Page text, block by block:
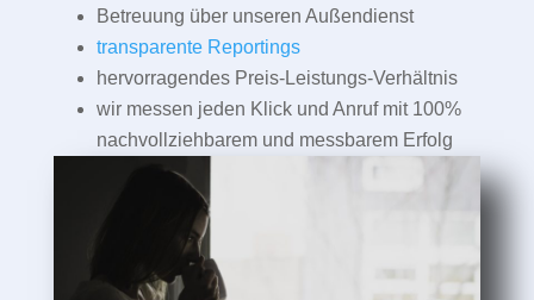
Betreuung über unseren Außendienst
transparente Reportings
hervorragendes Preis-Leistungs-Verhältnis
wir messen jeden Klick und Anruf mit 100%
nachvollziehbarem und messbarem Erfolg